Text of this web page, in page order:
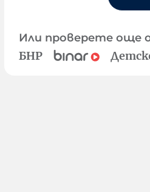
Или проверете още
БНР